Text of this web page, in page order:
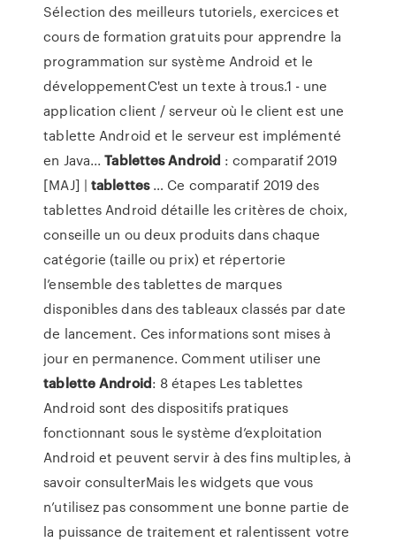
Sélection des meilleurs tutoriels, exercices et
cours de formation gratuits pour apprendre la
programmation sur système Android et le
développementC'est un texte à trous.1 - une
application client / serveur où le client est une
tablette Android et le serveur est implémenté
en Java...TablettesAndroid : comparatif 2019
[MAJ] |tablettes… Ce comparatif 2019 des
tablettes Android détaille les critères de choix,
conseille un ou deux produits dans chaque
catégorie (taille ou prix) et répertorie
l’ensemble des tablettes de marques
disponibles dans des tableaux classés par date
de lancement. Ces informations sont mises à
jour en permanence. Comment utiliser une
tabletteAndroid: 8 étapes Les tablettes
Android sont des dispositifs pratiques
fonctionnant sous le système d’exploitation
Android et peuvent servir à des fins multiples, à
savoir consulterMais les widgets que vous
n’utilisez pas consomment une bonne partie de
la puissance de traitement et ralentissent votre